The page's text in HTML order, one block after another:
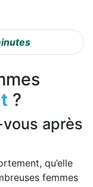
?
après
qu’elle
femmes